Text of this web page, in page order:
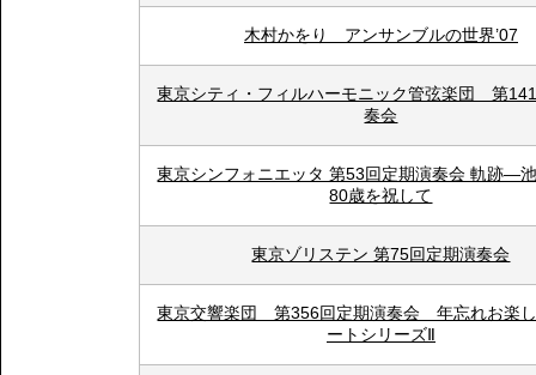
木村かをり アンサンブルの世界’07
東京シティ・フィルハーモニック管弦楽団 第
奏会
東京シンフォニエッタ 第53回定期演奏会 軌跡―
80歳を祝して
東京ゾリステン 第75回定期演奏会
東京交響楽団 第356回定期演奏会 年忘れお楽
ートシリーズⅡ